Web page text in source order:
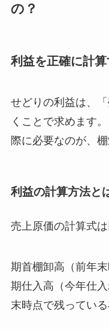
の？
利益を正確に計
せどりの利益は、
くことで求めます
際に必要なのが、
利益の計算方法と
売上原価の計算式
期首棚卸高（前年
期仕入高（今年仕
末時点で残ってい